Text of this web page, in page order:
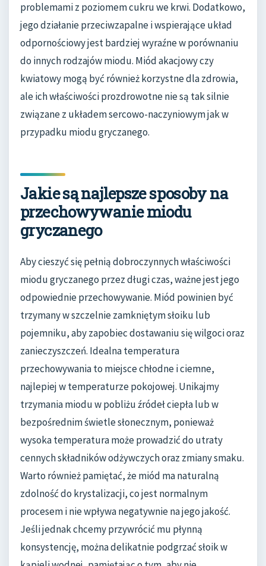
problemami z poziomem cukru we krwi. Dodatkowo,
jego działanie przeciwzapalne i wspierające układ
odpornościowy jest bardziej wyraźne w porównaniu
do innych rodzajów miodu. Miód akacjowy czy
kwiatowy mogą być również korzystne dla zdrowia,
ale ich właściwości prozdrowotne nie są tak silnie
związane z układem sercowo-naczyniowym jak w
przypadku miodu gryczanego.
Jakie są najlepsze sposoby na
przechowywanie miodu
gryczanego
Aby cieszyć się pełnią dobroczynnych właściwości
miodu gryczanego przez długi czas, ważne jest jego
odpowiednie przechowywanie. Miód powinien być
trzymany w szczelnie zamkniętym słoiku lub
pojemniku, aby zapobiec dostawaniu się wilgoci oraz
zanieczyszczeń. Idealna temperatura
przechowywania to miejsce chłodne i ciemne,
najlepiej w temperaturze pokojowej. Unikajmy
trzymania miodu w pobliżu źródeł ciepła lub w
bezpośrednim świetle słonecznym, ponieważ
wysoka temperatura może prowadzić do utraty
cennych składników odżywczych oraz zmiany smaku.
Warto również pamiętać, że miód ma naturalną
zdolność do krystalizacji, co jest normalnym
procesem i nie wpływa negatywnie na jego jakość.
Jeśli jednak chcemy przywrócić mu płynną
konsystencję, można delikatnie podgrzać słoik w